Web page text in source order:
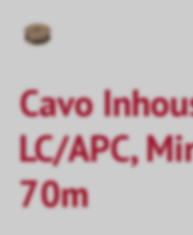
Cavo
LC/APC,
70m